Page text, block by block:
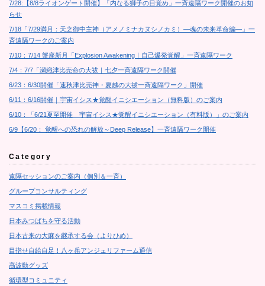
7/28:【8/8ライオンゲート開催】「内なる獅子の目覚め」一斉遠隔ワーク開催のお知
らせ
7/18「7/29満月：天之御中主神（アメノミナカヌシノカミ）―魂の未来革命編―」一
斉遠隔ワークのご案内
7/10：7/14 蟹座新月「Explosion Awakening｜自己爆発覚醒」一斉遠隔ワーク
7/4：7/7「瀬織津比売命の大祓｜七夕一斉遠隔ワーク開催
6/23：6/30開催「速秋津比売神・夏越の大祓一斉遠隔ワーク」開催
6/11：6/16開催｜宇宙イシス★覚醒イニシエーション（無料版）のご案内
6/10：「6/21夏至開催 宇宙イシス★覚醒イニシエーション（有料版）」のご案内
6/9【6/20： 覚醒への恐れの解放～Deep Release】一斉遠隔ワーク開催
Category
遠隔セッションのご案内（個別＆一斉）
グループコンサルティング
マスコミ掲載情報
日本みつばちを守る活動
日本古来の大麻を継承する会（よりひめ）
目指せ自給自足！八ヶ岳アンジェリファーム通信
高波動グッズ
循環型コミュニティ